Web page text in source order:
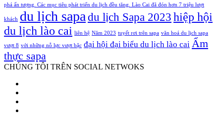
phá ấn tượng. Các mục tiêu phát triển du lịch đều tăng. Lào Cai đã đón hơn 7 triệu lượt
khách du lịch sapadu lịch Sapa 2023 hiệp hội
du lịch lào cai liên hệ Năm 2023 tuyết rơi trên sapa văn hoá du lịch sapa
vượt 8 với những nỗ lực vượt bậc đại hội đại biểu du lịch lào cai Ẩm
thực sapa
CHÚNG TÔI TRÊN SOCIAL NETWOKS